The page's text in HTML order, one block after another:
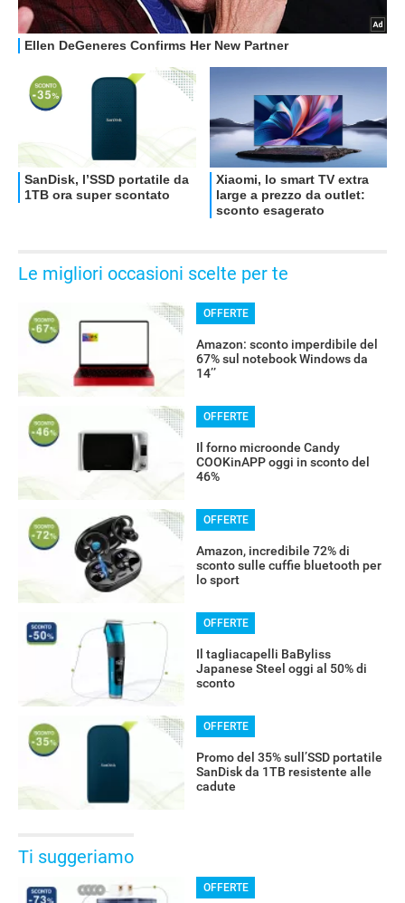
Le migliori occasioni scelte per te
OFFERTE
Amazon: sconto imperdibile del
67% sul notebook Windows da
14’’
OFFERTE
Il forno microonde Candy
COOKinAPP oggi in sconto del
46%
OFFERTE
Amazon, incredibile 72% di
sconto sulle cuffie bluetooth per
lo sport
OFFERTE
Il tagliacapelli BaByliss
Japanese Steel oggi al 50% di
sconto
OFFERTE
Promo del 35% sull’SSD portatile
SanDisk da 1TB resistente alle
cadute
Ti suggeriamo
OFFERTE